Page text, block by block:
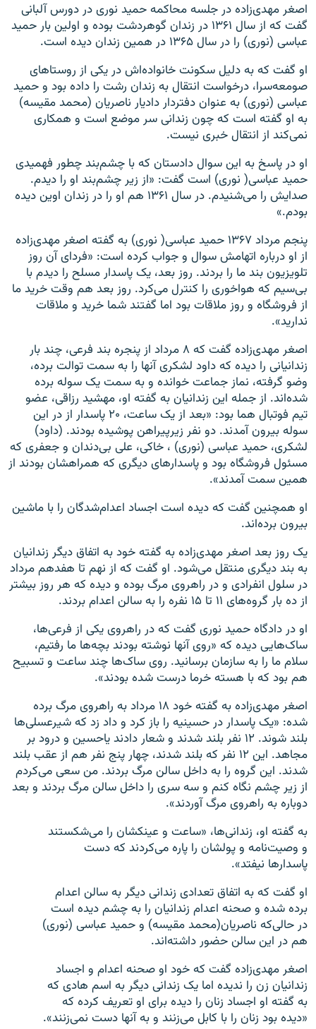
اصغر مهدی‌زاده در جلسه محاکمه حمید نوری در دورس آلبانی
گفت که از سال ۱۳۶۱ در زندان گوهردشت بوده و اولین بار حمید
عباسی (نوری) را در سال ۱۳۶۵ در همین زندان دیده است.
او گفت که به دلیل سکونت خانواده‌اش در یکی از روستاهای
صومعه‌سرا، درخواست انتقال به زندان رشت را داده بود و حمید
عباسی (نوری) به عنوان دفتردار دادیار ناصریان (محمد مقیسه)
به او گفته است که چون زندانی سر موضع است و همکاری
نمی‌کند از انتقال خبری نیست.
او در پاسخ به این سوال دادستان که با چشم‌بند چطور فهمیدی
حمید عباسی( نوری) است گفت: «از زیر چشم‌بند او را دیدم.
صدایش را می‌شنیدم. در سال ۱۳۶۱ هم او را در زندان اوین دیده
بودم.»
پنجم مرداد ۱۳۶۷ حمید عباسی( نوری) به گفته اصغر مهدی‌زاده
از او درباره اتهامش سوال و جواب کرده است: «فردای آن روز
تلویزیون بند ما را بردند. روز بعد، یک پاسدار مسلح را دیدم با
بی‌سیم که هواخوری را کنترل می‌کرد. روز بعد هم وقت خرید ما
از فروشگاه و روز ملاقات بود اما گفتند شما خرید و ملاقات
ندارید».
اصغر مهدی‌زاده گفت که ۸ مرداد از پنجره بند فرعی، چند بار
زندانیانی را دیده که داود لشکری آنها را به سمت توالت برده،
وضو گرفته‌، نماز جماعت خوانده و به سمت یک سوله برده
شده‌اند. از جمله این زندانیان به گفته او، مهشید رزاقی، عضو
تیم فوتبال هما بود: «بعد از یک ساعت، ۲۰ پاسدار از در این
سوله بیرون آمدند. دو نفر زیرپیراهن پوشیده بودند. (داود)
لشکری، حمید عباسی (نوری) ، خاکی، علی بی‌دندان و جعفری که
مسئول فروشگاه بود و پاسدارهای دیگری که همراهشان بودند از
همین سمت آمدند».
او همچنین گفت که دیده است اجساد اعدام‌شدگان را با ماشین
بیرون برده‌اند.
‏یک روز بعد اصغر مهدی‌زاده به گفته خود به اتفاق دیگر زندانیان
به بند دیگری منتقل می‌شود. او گفت که از نهم تا هفدهم مرداد
در سلول انفرادی و در راهروی مرگ بوده و دیده که هر روز بیشتر
از ده بار گروه‌های ۱۱ تا ۱۵ نفره را به سالن اعدام بردند.
او در دادگاه حمید نوری گفت که در راهروی یکی از فرعی‌ها،
ساک‌هایی دیده که «روی آنها نوشته بودند بچه‌ها ما رفتیم،
سلام ما را به سازمان برسانید. روی ساک‌ها چند ساعت و تسبیح
هم بود که با هسته خرما درست شده بودند».
اصغر مهدی‌زاده به گفته خود ۱۸ مرداد به راهروی مرگ برده
شده: «یک پاسدار در حسینیه را باز کرد و داد زد که شیرعسلی‌ها
بلند شوند. ۱۲ نفر بلند شدند و شعار دادند یاحسین و درود بر
مجاهد. این ۱۲ نفر که بلند شدند، چهار پنج نفر هم از عقب بلند
شدند. این گروه را به داخل سالن مرگ بردند. من سعی می‌کردم
از زیر چشم نگاه کنم و سه سری را داخل سالن مرگ بردند و بعد
دوباره به راهروی مرگ آوردند».
به گفته او، زندانی‌ها، «ساعت و عینکشان را می‌شکستند
و وصیت‌نامه و پولشان را پاره می‌کردند که دست
پاسدارها نیفتد».
او گفت که به اتفاق تعدادی زندانی دیگر به سالن اعدام
برده شده و صحنه اعدام زندانیان را به چشم دیده است
در حالی‌که ناصریان(محمد مقیسه) و حمید عباسی (نوری)
هم در این سالن حضور داشته‌اند.
اصغر مهدی‌زاده گفت که خود او صحنه اعدام و اجساد
زندانیان زن را ندیده اما یک زندانی دیگر به اسم هادی که
به گفته او اجساد زنان را دیده برای او تعریف کرده که
«دیده بود زنان را با کابل می‌زنند و به آنها دست نمی‌زنند».